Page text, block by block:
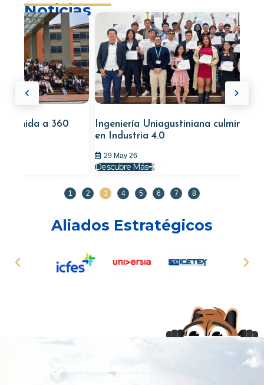
Noticias
a 360
Ingeniería Uniagustiniana culminó diplomado
en Industria 4.0
29 May 26
Descubre Más
1 2 3 4 5 6 7 8
Aliados Estratégicos
NUESTRASINFORMACIÓN
Universitaria
ENLACESENLACES
RÁPIDOS